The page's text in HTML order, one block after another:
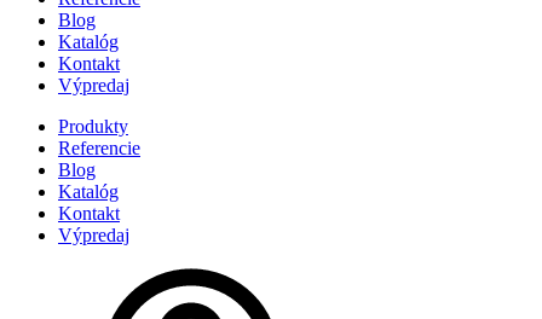
Blog
Katalóg
Kontakt
Výpredaj
Produkty
Referencie
Blog
Katalóg
Kontakt
Výpredaj